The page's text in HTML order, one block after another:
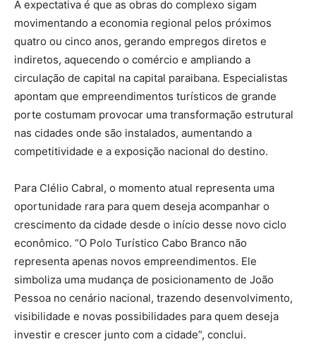
A expectativa é que as obras do complexo sigam
movimentando a economia regional pelos próximos
quatro ou cinco anos, gerando empregos diretos e
indiretos, aquecendo o comércio e ampliando a
circulação de capital na capital paraibana. Especialistas
apontam que empreendimentos turísticos de grande
porte costumam provocar uma transformação estrutural
nas cidades onde são instalados, aumentando a
competitividade e a exposição nacional do destino.
Para Clélio Cabral, o momento atual representa uma
oportunidade rara para quem deseja acompanhar o
crescimento da cidade desde o início desse novo ciclo
econômico. “O Polo Turístico Cabo Branco não
representa apenas novos empreendimentos. Ele
simboliza uma mudança de posicionamento de João
Pessoa no cenário nacional, trazendo desenvolvimento,
visibilidade e novas possibilidades para quem deseja
investir e crescer junto com a cidade”, conclui.